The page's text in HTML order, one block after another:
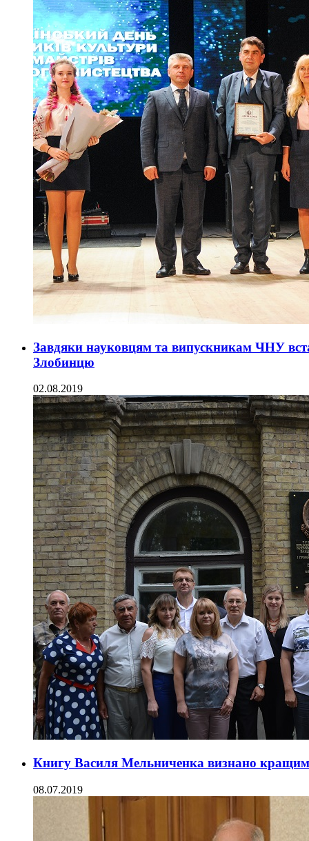
Завдяки науковцям та випускникам ЧНУ
Злобинцю
02.08.2019
Книгу Василя Мельниченка визнано
08.07.2019